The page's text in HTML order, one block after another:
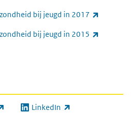
bij jeugd in 2017
bij jeugd in 2015
link) LinkedIn
(externe link)